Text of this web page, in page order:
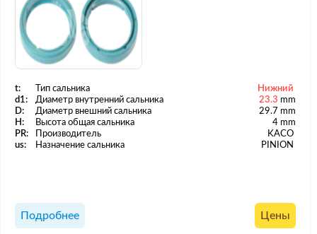
t: Тип сальника
Нижний
d1:
Диаметр внутренний сальника 23.3 mm
D:
Диаметр внешний сальника
29.7 mm
H:
Высота общая сальника
4 mm
PR:
Производитель
KACO
us:
Назначение сальника PINION
Подробнее Цены